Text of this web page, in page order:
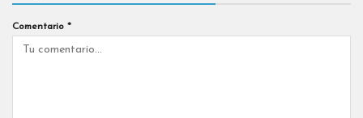
Comentario *